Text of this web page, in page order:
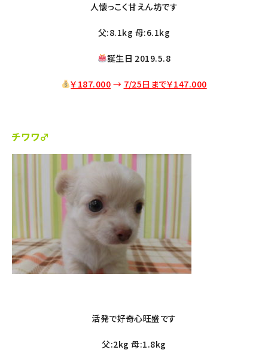
人懐っこく甘えん坊です
父:8.1kg 母:6.1kg
誕生日 2019.5.8
￥187.000 → 7/25日まで￥147.000
チワワ♂
活発で好奇心旺盛です
父:2kg 母:1.8kg